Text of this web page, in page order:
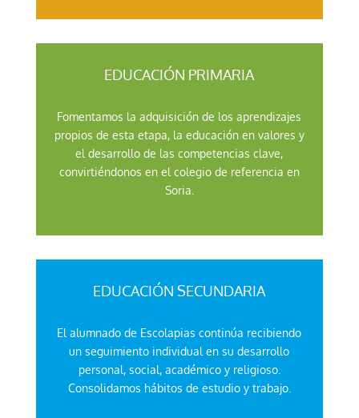
EDUCACIÓN PRIMARIA
Fomentamos la adquisición de los aprendizajes
propios de esta etapa, la educación en valores y
el desarrollo de las competencias clave,
convirtiéndonos en el colegio de referencia en
Soria.
EDUCACIÓN SECUNDARIA
El alumnado de Escolapias continúa recibiendo
un seguimiento individual en su desarrollo
personal, social, académico y religioso.
Consolidamos hábitos de estudio y trabajo.